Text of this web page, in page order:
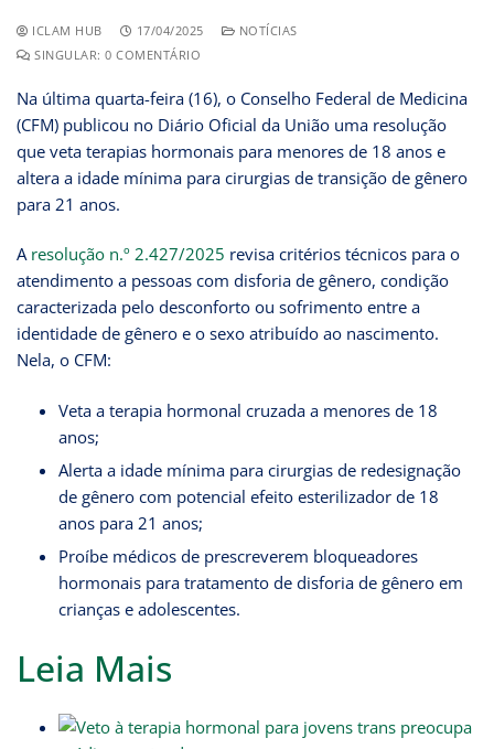
ICLAM HUB 17/04/2025
NOTÍCIAS
SINGULAR: 0 COMENTÁRIO
Na última quarta-feira (16), o Conselho Federal de Medicina
(CFM) publicou no Diário Oficial da União uma resolução
que veta terapias hormonais para menores de 18 anos e
altera a idade mínima para cirurgias de transição de gênero
para 21 anos.
A resolução n.º 2.427/2025 revisa critérios técnicos para o
atendimento a pessoas com disforia de gênero, condição
caracterizada pelo desconforto ou sofrimento entre a
identidade de gênero e o sexo atribuído ao nascimento.
Nela, o CFM:
Veta a terapia hormonal cruzada a menores de 18
anos;
Alerta a idade mínima para cirurgias de redesignação
de gênero com potencial efeito esterilizador de 18
anos para 21 anos;
Proíbe médicos de prescreverem bloqueadores
hormonais para tratamento de disforia de gênero em
crianças e adolescentes.
Leia Mais